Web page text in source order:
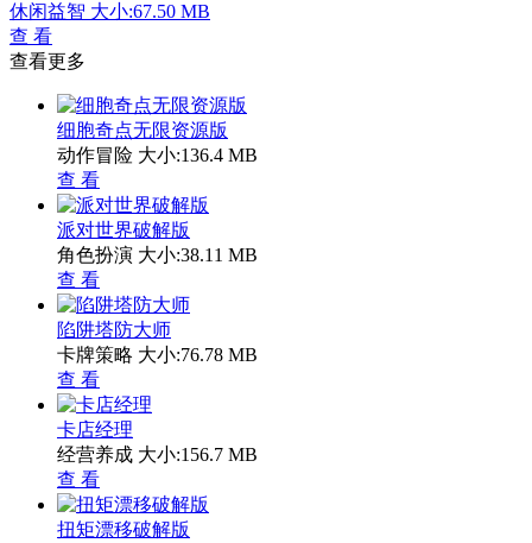
休闲益智 大小:67.50 MB
查 看
查看更多
细胞奇点无限资源版
动作冒险 大小:136.4 MB
查 看
派对世界破解版
角色扮演 大小:38.11 MB
查 看
陷阱塔防大师
卡牌策略 大小:76.78 MB
查 看
卡店经理
经营养成 大小:156.7 MB
查 看
扭矩漂移破解版